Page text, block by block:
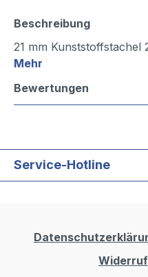
Beschreibung
21 mm
Mehr
Bewertungen
Service-Hotline